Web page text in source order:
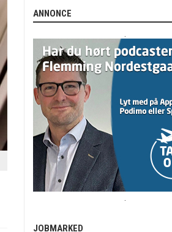
ANNONCE
JOBMARKED